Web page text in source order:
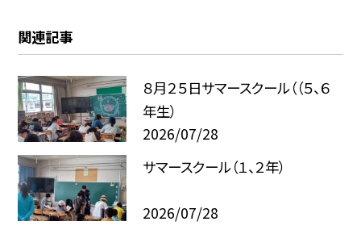
関連記事
８月２５日サマースクール（（５、６
年生）
2026/07/28
サマースクール（１、２年）
2026/07/28